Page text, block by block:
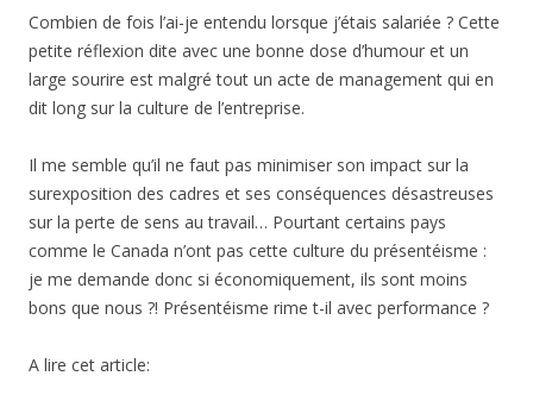
Combien de fois l’ai-je entendu lorsque j’étais salariée ? Cette
petite réflexion dite avec une bonne dose d’humour et un
large sourire est malgré tout un acte de management qui en
dit long sur la culture de l’entreprise.
Il me semble qu’il ne faut pas minimiser son impact sur la
surexposition des cadres et ses conséquences désastreuses
sur la perte de sens au travail… Pourtant certains pays
comme le Canada n’ont pas cette culture du présentéisme :
je me demande donc si économiquement, ils sont moins
bons que nous ?! Présentéisme rime t-il avec performance ?
A lire cet article: